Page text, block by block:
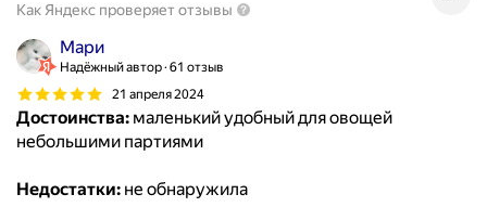
Как Яндекс проверяет отзывы
Мари
Надёжный автор 61 отзыв
21 апреля 2024
Достоинства: маленький удобный для овощей
небольшими партиями
Недостатки: не обнаружила